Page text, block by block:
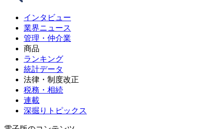
インタビュー
業界ニュース
管理・仲介業
商品
ランキング
統計データ
法律・制度改正
税務・相続
連載
深掘りトピックス